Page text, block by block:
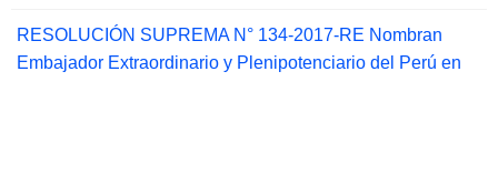
RESOLUCIÓN SUPREMA N° 134-2017-RE Nombran
Embajador Extraordinario y Plenipotenciario del Perú en